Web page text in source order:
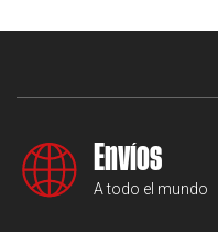
Envíos
A todo el mundo